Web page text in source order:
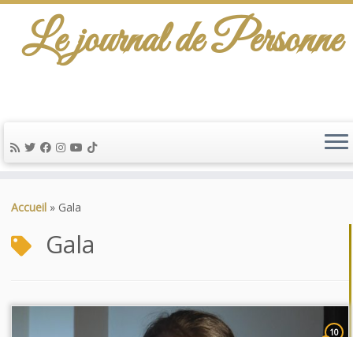
au
Le journal de Personne
Accueil » Gala
Gala
10